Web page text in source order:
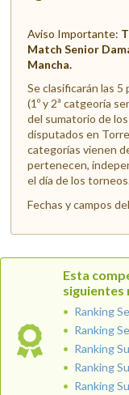
Aviso Importante:
Match Senior
Mancha.
Se clasificarán las 5
(1º y 2ª catgeoría
del sumatorio de
disputados en
categorías vienen
pertenecen,
el día de los
Fechas y campos
Esta
siguientes
Ranking
Ranking
Ranking
Ranking
Ranking